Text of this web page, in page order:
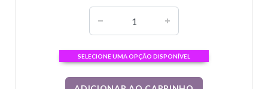
SELECIONE UMA OPÇÃO DISPONÍVEL